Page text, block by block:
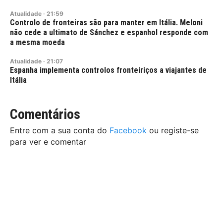
Atualidade · 21:59
Controlo de fronteiras são para manter em Itália. Meloni
não cede a ultimato de Sánchez e espanhol responde com
a mesma moeda
Atualidade · 21:07
Espanha implementa controlos fronteiriços a viajantes de
Itália
Comentários
Entre com a sua conta do Facebook ou registe-se
para ver e comentar